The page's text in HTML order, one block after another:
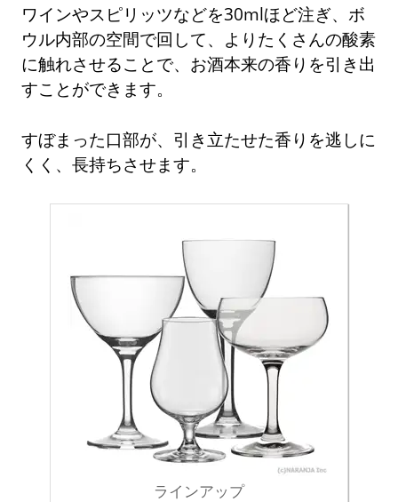
ワインやスピリッツなどを30mlほど注ぎ、ボ
ウル内部の空間で回して、よりたくさんの酸素
に触れさせることで、お酒本来の香りを引き出
すことができます。
すぼまった口部が、引き立たせた香りを逃しに
くく、長持ちさせます。
ラインアップ